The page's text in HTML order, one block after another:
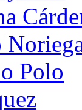
Polo